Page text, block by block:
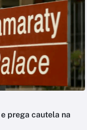
prega cautela na